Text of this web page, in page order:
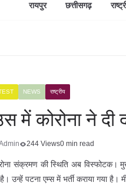
रायपुर छत्तीसगढ़
NEWS राष्ट्रीय
में कोरोना ने दी
244 Views0 min read
संक्रमण की स्थिति अब विस्फोटक।
है। उन्हें पटना एम्स में भर्ती कराया गया